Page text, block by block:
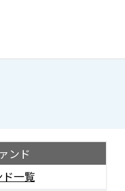
ンド
一覧